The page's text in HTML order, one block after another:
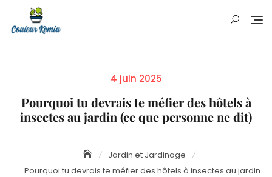
content
Posted
4 juin 2025
Pourquoi tu devrais te méfier des hôtels à
insectes au jardin (ce que personne ne dit)
Jardin et Jardinage
Pourquoi tu devrais te méfier des hôtels à insectes au jardin